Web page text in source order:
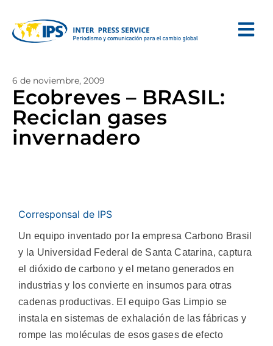
6 de noviembre, 2009
Ecobreves – BRASIL:
Reciclan gases
invernadero
Corresponsal de IPS
Un equipo inventado por la empresa Carbono Brasil
y la Universidad Federal de Santa Catarina, captura
el dióxido de carbono y el metano generados en
industrias y los convierte en insumos para otras
cadenas productivas. El equipo Gas Limpio se
instala en sistemas de exhalación de las fábricas y
rompe las moléculas de esos gases de efecto